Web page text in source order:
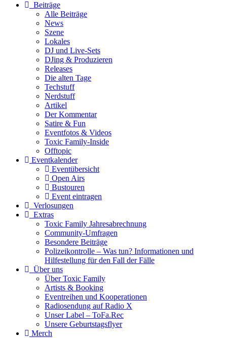
Beiträge
Alle Beiträge
News
Szene
Lokales
DJ und Live-Sets
DJing & Produzieren
Releases
Die alten Tage
Techstuff
Nerdstuff
Artikel
Der Kommentar
Satire & Fun
Eventfotos & Videos
Toxic Family-Inside
Offtopic
Eventkalender
Eventübersicht
Open Airs
Bustouren
Event eintragen
Verlosungen
Extras
Toxic Family Jahresabrechnung
Community-Umfragen
Besondere Beiträge
Polizeikontrolle – Was tun? Informationen und
Hilfestellung für den Fall der Fälle
Über uns
Über Toxic Family
Artists & Booking
Eventreihen und Kooperationen
Radiosendung auf Radio X
Unser Label – ToFa.Rec
Unsere Geburtstagsflyer
Merch